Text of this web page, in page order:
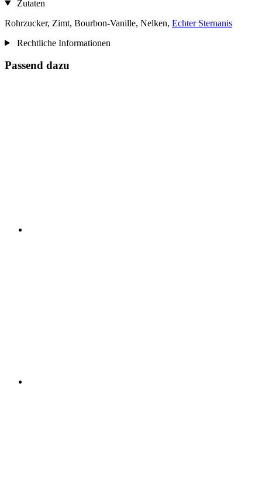
Zutaten
Rohrzucker, Zimt, Bourbon-Vanille, Nelken, Echter Sternanis
Rechtliche Informationen
Passend dazu